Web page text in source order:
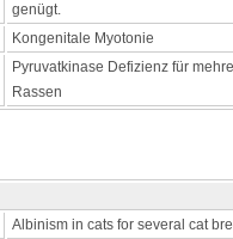
genügt.
Kongenitale Myotonie
Pyruvatkinase Defizienz für
Rassen
Albinism in cats for several cat